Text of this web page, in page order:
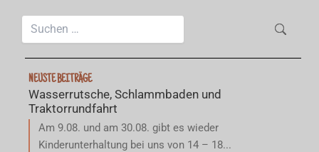
nach:
NEUSTE BEITRÄGE
Wasserrutsche, Schlammbaden und
Traktorrundfahrt
Am 9.08. und am 30.08. gibt es wieder
Kinderunterhaltung bei uns von 14 – 18...